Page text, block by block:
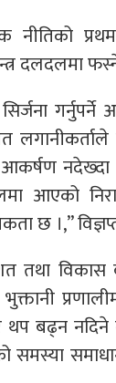
प्रथम
दलदलमा
सिर्जना
नदेख्दा
आएको
छ ।,”
तथा
थप बढ्न
समाधान